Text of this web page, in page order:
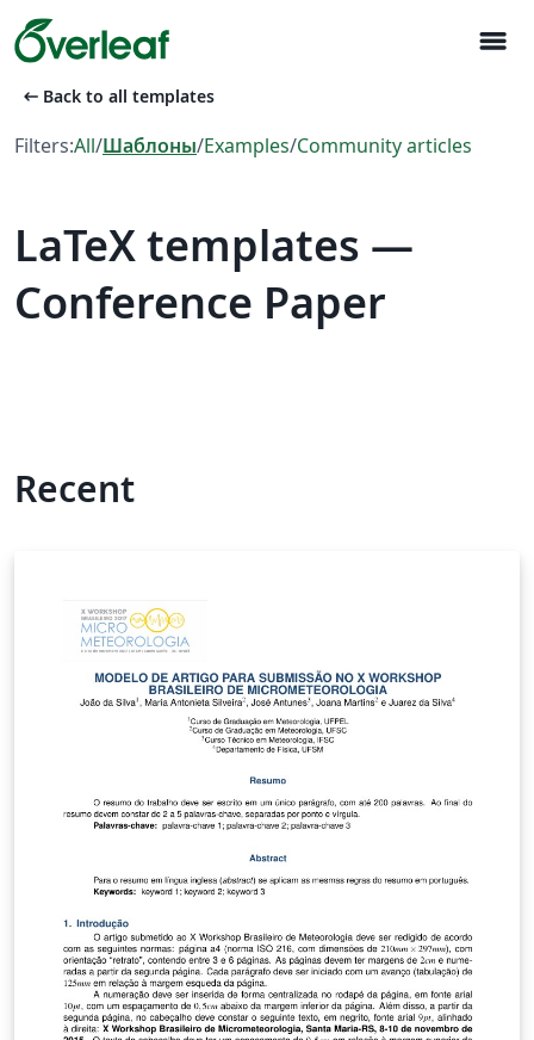
menu
arrow_left_alt Back to all templates
Filters:All/Шаблоны/Examples/Community articles
LaTeX templates —
Conference Paper
Recent